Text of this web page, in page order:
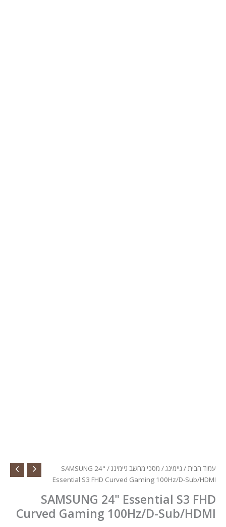
עמוד הבית/ גיימינג/ מסכי מחשב גיימינג
/ SAMSUNG 24"
Essential S3 FHD Curved Gaming 100Hz/D-Sub/HDMI
SAMSUNG 24" Essential S3 FHD
Curved Gaming 100Hz/D-Sub/HDMI